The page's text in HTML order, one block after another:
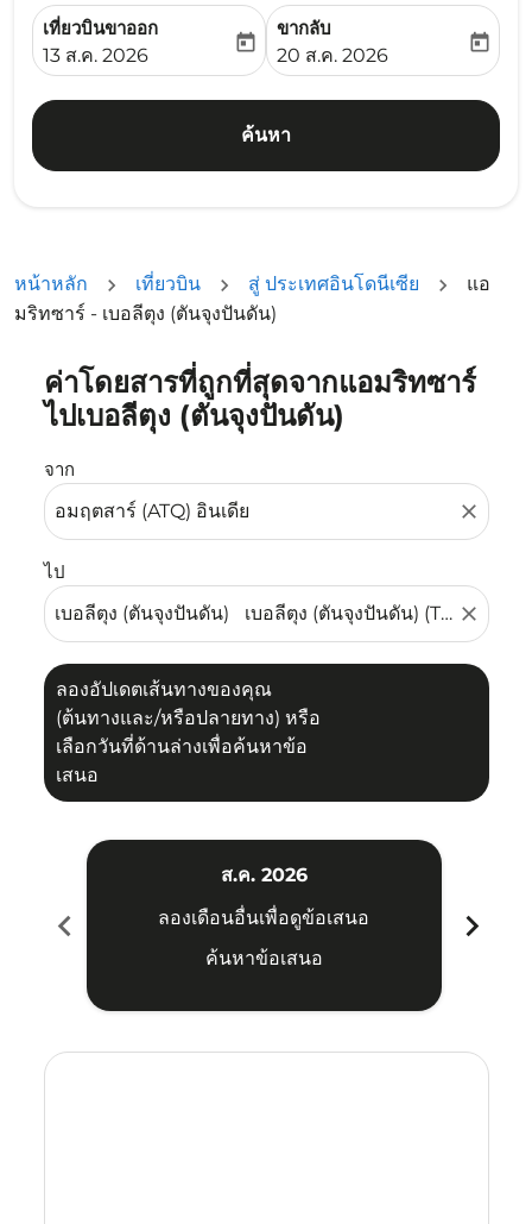
เที่ยวบินขาออก
fc-booking-departure-date-aria-label
13 ส.ค. 2026
today
ขากลับ
fc-booking-return-date-
20 ส.ค. 2026
today
ค้นหา
หน้าหลัก เที่ยวบิน สู่ ประเทศอินโดนีเซีย
แอ
มริทซาร์ - เบอลีตุง (ตันจุงปันดัน)
ค่าโดยสารที่ถูกที่สุดจากแอมริทซาร์
ไปเบอลีตุง (ตันจุงปันดัน)
จาก
close
ไป
close
ลองอัปเดตเส้นทางของคุณ
(ต้นทางและ/หรือปลายทาง) หรือ
เลือกวันที่ด้านล่างเพื่อค้นหาข้อ
เสนอ
ลองอัปเดตเส้นทางของคุณ (ต้นทางและ/หรือปลายทาง) หรื
chevron_left
ส.ค. 2026
ลองเดือนอื่นเพื่อดูข้อเสนอ
ค้นหาข้อเสนอ
chevron_right